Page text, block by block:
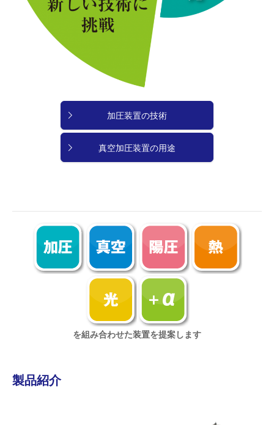
加圧装置の技術
真空加圧装置の用途
を組み合わせた装置を提案します
製品紹介